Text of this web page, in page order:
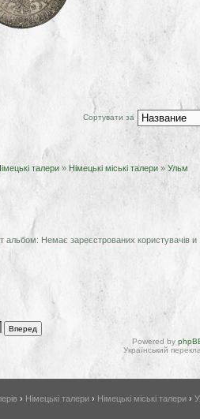
Сортувати за
талери » Німецькі міські талери » Ульм
Немає зареєстрованих користувачів и
Powered by
Український
› Німецькі талери › Німецькі міські талери ›